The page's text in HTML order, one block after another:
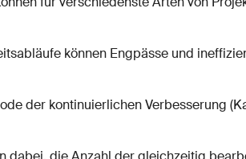
können Engpässe und
der kontinuierlichen Verbesserung